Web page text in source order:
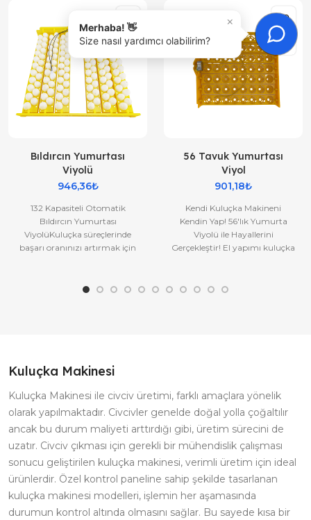
Bıldırcın Yumurtası
Viyolü
946,36₺
132 Kapasiteli Otomatik
Bıldırcın Yumurtası
ViyolüKuluçka süreçlerinde
başarı oranınızı artırmak için
56 Tavuk Yumurtası
Viyol
901,18₺
Kendi Kuluçka Makineni
Kendin Yap! 56'lık Yumurta
Viyolü ile Hayallerini
Gerçekleştir! El yapımı kuluçka
Kuluçka Makinesi
Kuluçka Makinesi ile civciv üretimi, farklı amaçlara yönelik
olarak yapılmaktadır. Civcivler genelde doğal yolla çoğaltılır
ancak bu durum maliyeti arttırdığı gibi, üretim sürecini de
uzatır. Civciv çıkması için gerekli bir mühendislik çalışması
sonucu geliştirilen kuluçka makinesi, verimli üretim için ideal
ürünlerdir. Özel kontrol paneline sahip şekilde tasarlanan
kuluçka makinesi modelleri, işlemin her aşamasında
durumun kontrol altında olmasını sağlar. Bu sayede kısa bir
×
Merhaba! 👋
Size nasıl yardımcı olabilirim?